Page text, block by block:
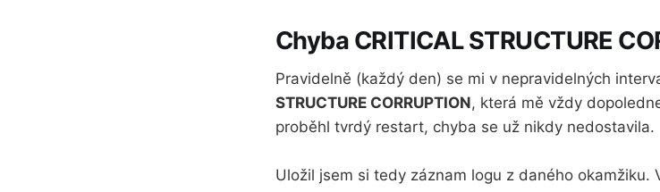
Chyba CRITICAL STRUCTURE
Pravidelně (každý den) se mi v nepravidelných
STRUCTURE CORRUPTION, která mě vždy
proběhl tvrdý restart, chyba se už nikdy nedostavila.
Uložil jsem si tedy záznam logu z daného okamžiku.